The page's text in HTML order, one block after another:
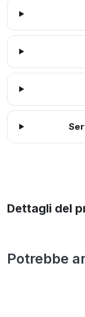
Dettagli del
Potrebbe